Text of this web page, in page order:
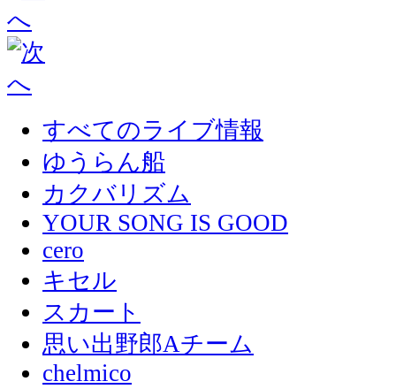
すべてのライブ情報
ゆうらん船
カクバリズム
YOUR SONG IS GOOD
cero
キセル
スカート
思い出野郎Aチーム
chelmico